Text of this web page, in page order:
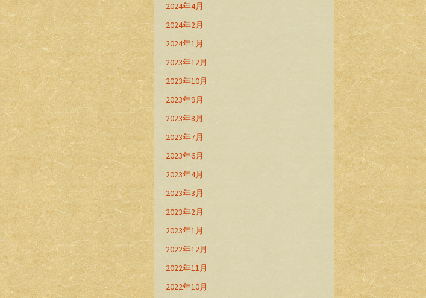
2024年4月
2024年2月
2024年1月
2023年12月
2023年10月
2023年9月
2023年8月
2023年7月
2023年6月
2023年4月
2023年3月
2023年2月
2023年1月
2022年12月
2022年11月
2022年10月